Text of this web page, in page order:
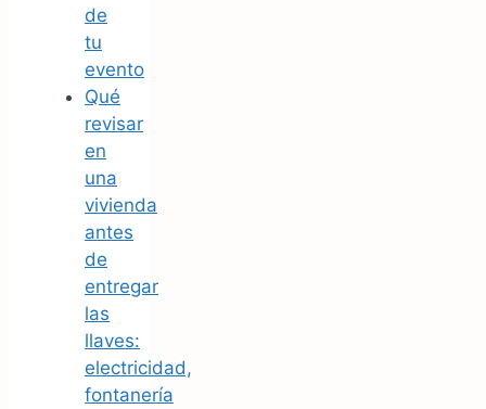
de
tu
evento
Qué
revisar
en
una
vivienda
antes
de
entregar
las
llaves:
electricidad,
fontanería